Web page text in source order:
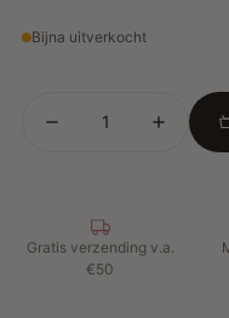
helpt het vocht vast te
Belangrijkste
het haar en
Jamaicaanse black
Bijna uitverkocht
Gratis verzending v.a.
€50